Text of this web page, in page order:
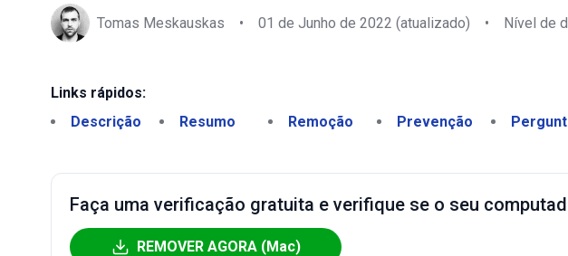
Tomas Meskauskas • 01 de Junho de 2022 (atualizado) • Nível de
Links rápidos:
Descrição
Resumo Remoção Prevenção
Faça uma verificação gratuita e verifique se o seu
REMOVER AGORA (Mac)